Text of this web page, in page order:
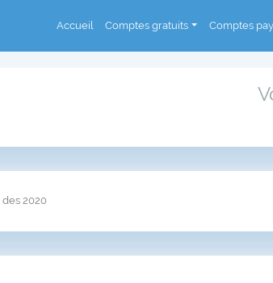
Accueil Comptes gratuits Comptes
des 2020